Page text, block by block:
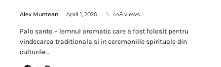
Alex Muntean April 1, 2020 448 views
Palo santo – lemnul aromatic care a fost folosit pentru
vindecarea traditionala si in ceremoniile spirituale din
culturile…